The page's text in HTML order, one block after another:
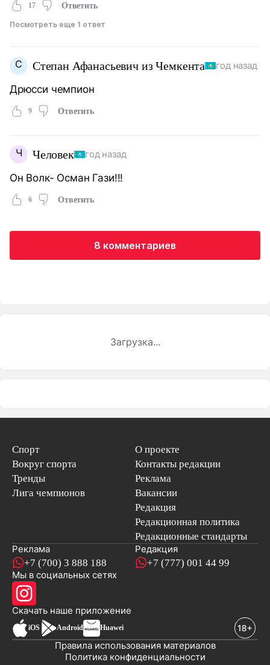
17 Ответить
Посмотреть еще 1 ответ
С Степан Афанасьевич из Чемкента год назад
Дрюсси чемпион
9 Ответить
Ч Человек год назад
Он Волк- Осман Гази!!!
6 Ответить
8 комментариев
Загрузка...
Спорт
Вокруг спорта
Тренды
Лига чемпионов
О проекте
Контакты редакции
Реклама
Вакансии
Редакция
Редакционная политика
Редакционные стандарты
Реклама
+7 (700) 3 888 188
Редакция
+7 (777) 001 44 99
Мы в социальных сетях
Скачать наше приложениеновостей
iOS Android Huawei
Политика конфиденциальности
Правила использования материалов